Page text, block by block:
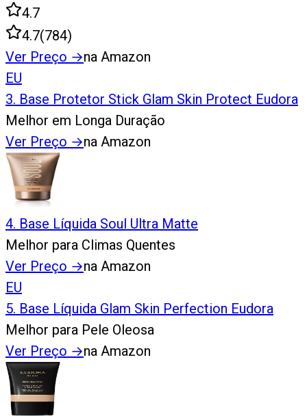
4.7
4.7(784)
Ver Preço →na Amazon
EU
3. Base Protetor Stick Glam Skin Protect Eudora
Melhor em Longa Duração
Ver Preço →na Amazon
4. Base Líquida Soul Ultra Matte
Melhor para Climas Quentes
Ver Preço →na Amazon
EU
5. Base Líquida Glam Skin Perfection Eudora
Melhor para Pele Oleosa
Ver Preço →na Amazon